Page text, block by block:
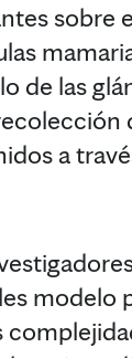
sobre
de las
a
modelo